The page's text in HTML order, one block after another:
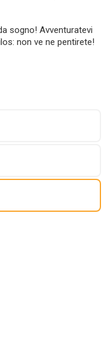
sogno! Avventuratevi
non ve ne pentirete!